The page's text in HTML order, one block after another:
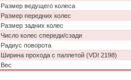
Размер ведущего колеса
Размер передних колес
Размер задних колес
Число колес спереди/сзади
Радиус поворота
Ширина прохода с паллетой (VDI 2198)
Вес